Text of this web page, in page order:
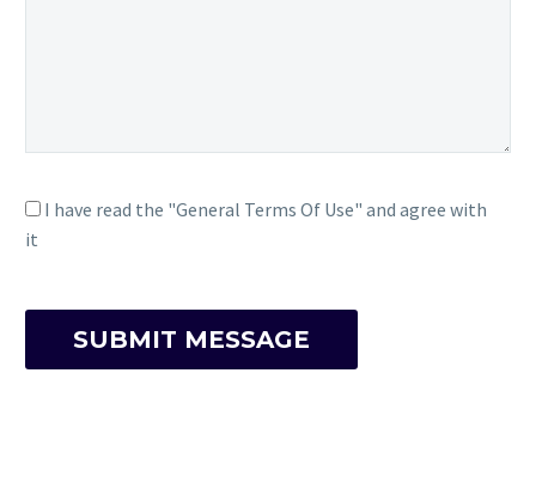
I have read the "General Terms Of Use" and agree with
it